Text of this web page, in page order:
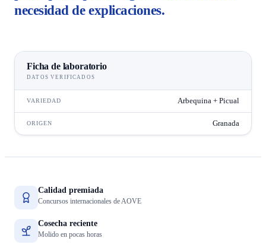
necesidad de explicaciones.
Ficha de laboratorio
DATOS VERIFICADOS
VARIEDAD Arbequina + Picual
ORIGEN Granada
Calidad premiada
Concursos internacionales de AOVE
Cosecha reciente
Molido en pocas horas